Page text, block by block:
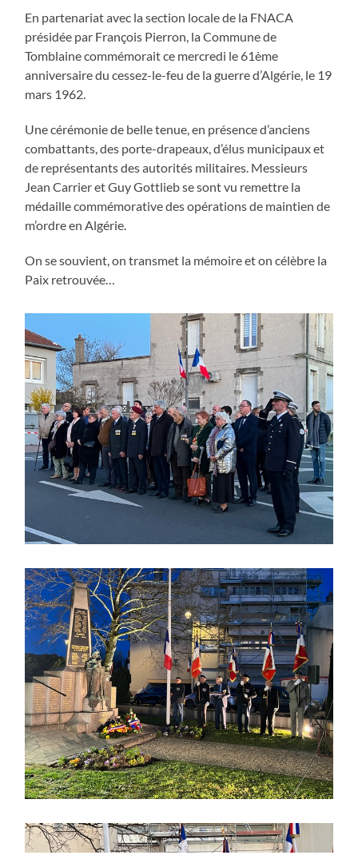
En partenariat avec la section locale de la FNACA
présidée par François Pierron, la Commune de
Tomblaine commémorait ce mercredi le 61ème
anniversaire du cessez-le-feu de la guerre d’Algérie, le 19
mars 1962.
Une cérémonie de belle tenue, en présence d’anciens
combattants, des porte-drapeaux, d’élus municipaux et
de représentants des autorités militaires. Messieurs
Jean Carrier et Guy Gottlieb se sont vu remettre la
médaille commémorative des opérations de maintien de
m’ordre en Algérie.
On se souvient, on transmet la mémoire et on célèbre la
Paix retrouvée…